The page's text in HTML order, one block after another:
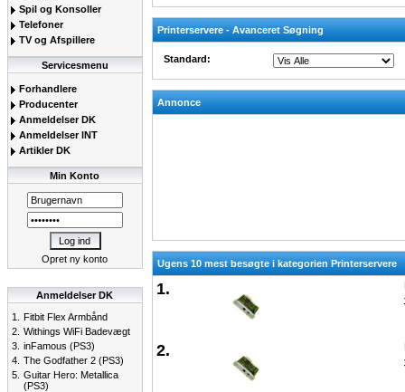
Spil og Konsoller
Telefoner
TV og Afspillere
Servicesmenu
Forhandlere
Producenter
Anmeldelser DK
Anmeldelser INT
Artikler DK
Min Konto
Opret ny konto
Anmeldelser DK
1.
Fitbit Flex Armbånd
2. Withings WiFi Badevægt
3. inFamous (PS3)
4. The Godfather 2 (PS3)
5. Guitar Hero: Metallica
(PS3)
Printerservere - Avanceret Søgning
Standard:
Annonce
Ugens 10 mest besøgte i kategorien Printerservere
1.
2.